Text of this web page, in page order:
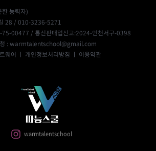
능력자)
28 / 010-3236-5271
75-00477 / 통신판매업신고:2024-인천서구-0398
청 : warmtalentschool@gmail.com
웨어 ㅣ 개인정보처리방침 ㅣ 이용약관
warmtalentschool